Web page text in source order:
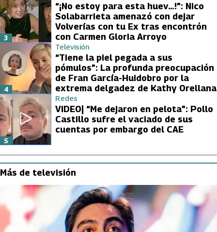
“¡No estoy para esta huev…!”: Nico
Solabarrieta amenazó con dejar
Volverías con tu Ex tras encontrón
con Carmen Gloria Arroyo
3
Televisión
“Tiene la piel pegada a sus
pómulos”: La profunda preocupación
de Fran García-Huidobro por la
extrema delgadez de Kathy Orellana
4
Redes
VIDEO| “Me dejaron en pelota”: Pollo
Castillo sufre el vaciado de sus
cuentas por embargo del CAE
5
Más de televisión